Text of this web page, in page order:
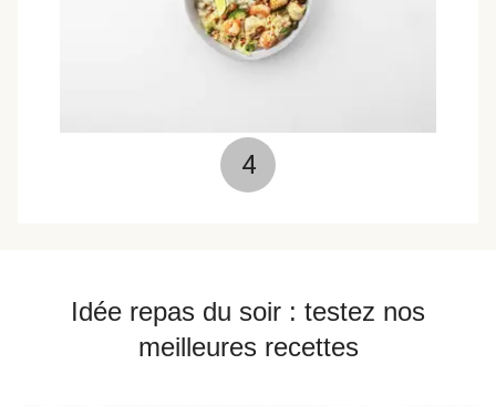
4
Idée repas du soir : testez nos
meilleures recettes